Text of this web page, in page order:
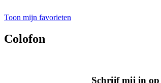
Toon mijn favorieten
Colofon
Schrijf mij in op